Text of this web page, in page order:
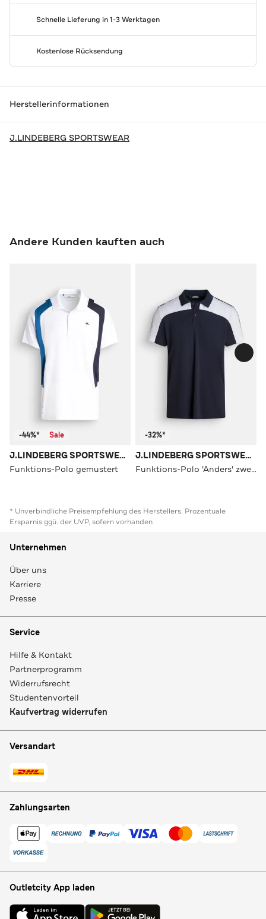
Schnelle Lieferung in 1-3 Werktagen
Kostenlose Rücksendung
Herstellerinformationen
J.LINDEBERG SPORTSWEAR
Andere Kunden kauften auch
-44%* Sale
J.LINDEBERG SPORTSWEAR
Funktions-Polo gemustert
-32%*
J.LINDEBERG SPORTSWEAR
Funktions-Polo 'Anders' zweifarbig
* Unverbindliche Preisempfehlung des Herstellers. Prozentuale
Ersparnis ggü. der UVP, sofern vorhanden
Unternehmen
Über uns
Karriere
Presse
Service
Hilfe & Kontakt
Partnerprogramm
Widerrufsrecht
Studentenvorteil
Kaufvertrag widerrufen
Versandart
Zahlungsarten
Outletcity App laden